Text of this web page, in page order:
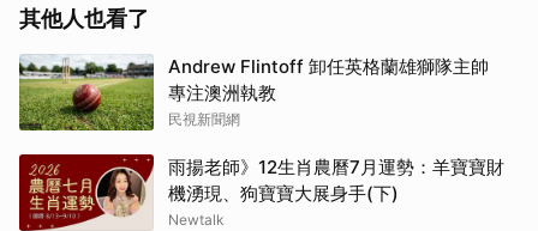
其他人也看了
Andrew Flintoff 卸任英格蘭雄獅隊主帥
專注澳洲執教
民視新聞網
雨揚老師》12生肖農曆7月運勢：羊寶寶財
機湧現、狗寶寶大展身手(下)
Newtalk